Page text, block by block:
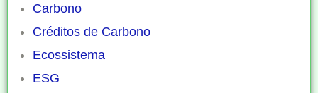
Carbono
Créditos de Carbono
Ecossistema
ESG